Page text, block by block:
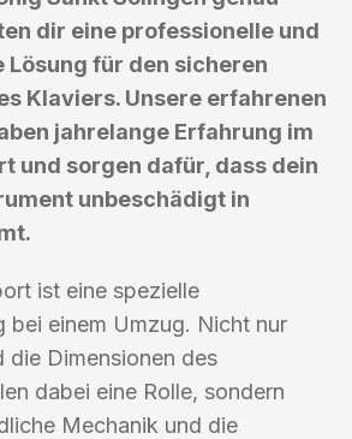
dir eine professionelle und
für den sicheren
Klaviers. Unsere erfahrenen
jahrelange Erfahrung im
und sorgen dafür, dass dein
unbeschädigt in
ist eine spezielle
bei einem Umzug. Nicht nur
die Dimensionen des
dabei eine Rolle, sondern
Mechanik und die